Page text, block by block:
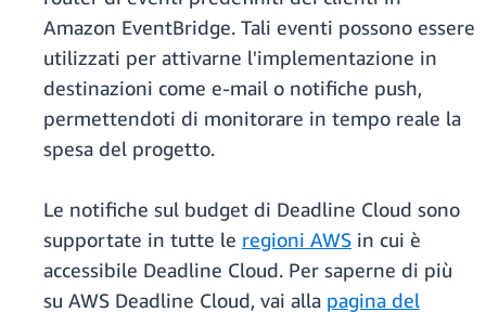
Amazon EventBridge. Tali eventi possono essere
utilizzati per attivarne l'implementazione in
destinazioni come e-mail o notifiche push,
permettendoti di monitorare in tempo reale la
spesa del progetto.
Le notifiche sul budget di Deadline Cloud sono
supportate in tutte le regioni AWS in cui è
accessibile Deadline Cloud. Per saperne di più
su AWS Deadline Cloud, vai alla pagina del